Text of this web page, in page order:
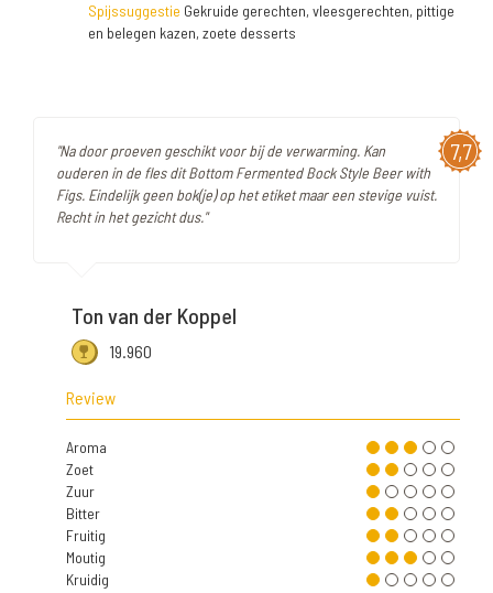
Spijssuggestie Gekruide gerechten, vleesgerechten, pittige
en belegen kazen, zoete desserts
7,7
"Na door proeven geschikt voor bij de verwarming. Kan
ouderen in de fles dit Bottom Fermented Bock Style Beer with
Figs. Eindelijk geen bok(je) op het etiket maar een stevige vuist.
Recht in het gezicht dus."
Ton van der Koppel
19.960
Review
Aroma
Zoet
Zuur
Bitter
Fruitig
Moutig
Kruidig